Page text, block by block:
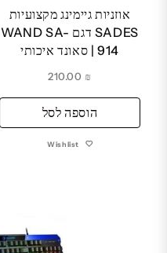
אוזניות גיימינג מקצועיות
SADES דגם WAND SA-
914 | סאונד איכותי
₪
הוספה לסל
Wishlist